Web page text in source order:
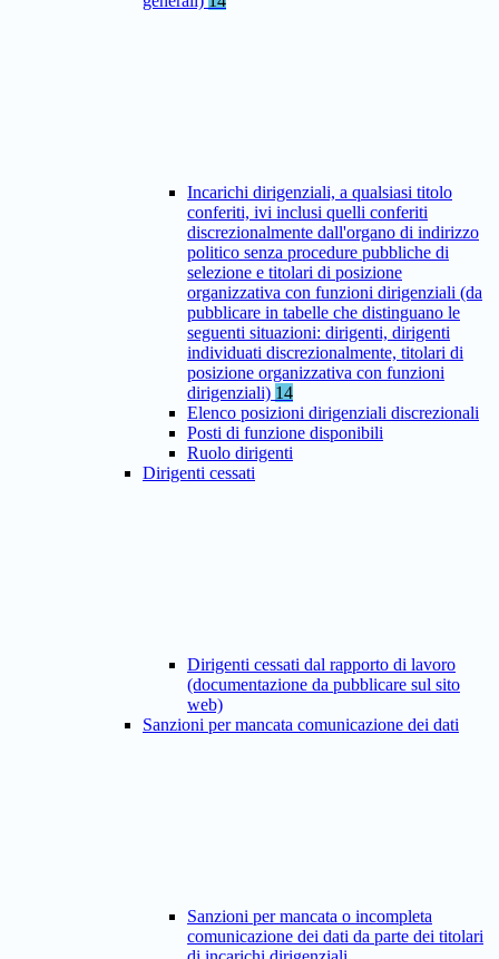
Incarichi dirigenziali, a qualsiasi titolo
conferiti, ivi inclusi quelli conferiti
discrezionalmente dall'organo di indirizzo
politico senza procedure pubbliche di
selezione e titolari di posizione
organizzativa con funzioni dirigenziali (da
pubblicare in tabelle che distinguano le
seguenti situazioni: dirigenti, dirigenti
individuati discrezionalmente, titolari di
posizione organizzativa con funzioni
dirigenziali) 14
Elenco posizioni dirigenziali discrezionali
Posti di funzione disponibili
Ruolo dirigenti
Dirigenti cessati
Dirigenti cessati dal rapporto di lavoro
(documentazione da pubblicare sul sito
web)
Sanzioni per mancata comunicazione dei dati
Sanzioni per mancata o incompleta
comunicazione dei dati da parte dei titolari